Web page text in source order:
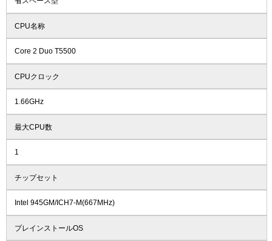
CPU名称
Core 2 Duo T5500
CPUクロック
1.66GHz
最大CPU数
1
チップセット
Intel 945GM/ICH7-M(667MHz)
プレインストールOS